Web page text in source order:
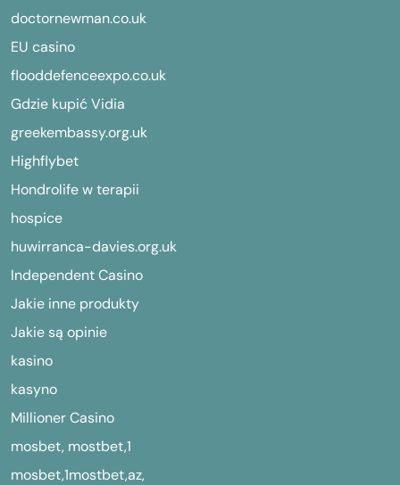
doctornewman.co.uk
EU casino
flooddefenceexpo.co.uk
Gdzie kupić Vidia
greekembassy.org.uk
Highflybet
Hondrolife w terapii
hospice
huwirranca-davies.org.uk
Independent Casino
Jakie inne produkty
Jakie są opinie
kasino
kasyno
Millioner Casino
mosbet, mostbet,1
mosbet,1mostbet,az,